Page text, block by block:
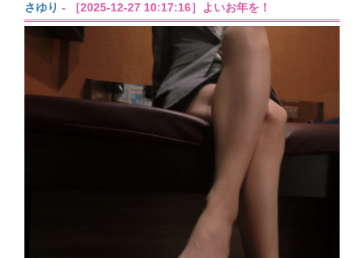
さゆり - ［2025-12-27 10:17:16］よいお年を！